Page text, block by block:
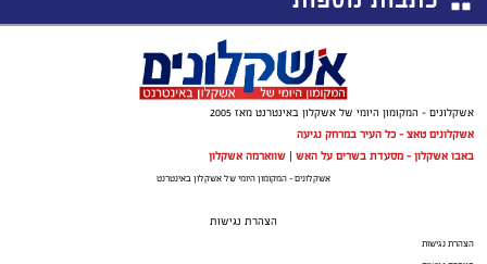
אשקלונים - המקומון היומי של אשקלון באינטרנט מאז 2005
אשקלונים טאצ - כל העיר במרחק נגיעה
באבו אשקלון - מסעדת בשרים על האש | שווארמה אשקלון
אשקלונים - המקומון היומי של אשקלון באינטרנט
הצהרת נגישות
הצהרת נגישות